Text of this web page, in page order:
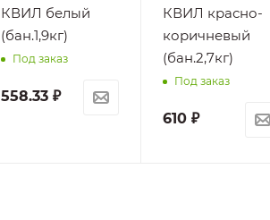
КВИЛ белый
(бан.1,9кг)
Под заказ
558.33 ₽
КВИЛ красно-
коричневый
(бан.2,7кг)
Под заказ
610₽